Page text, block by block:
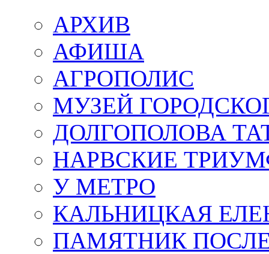
АРХИВ
АФИША
АГРОПОЛИС
МУЗЕЙ
ДОЛГОПОЛОВА
НАРВСКИЕ
У МЕТРО
КАЛЬНИЦКАЯ
ПАМЯТНИК